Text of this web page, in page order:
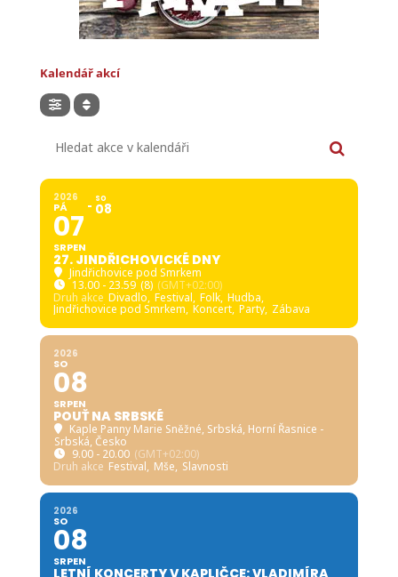
Kalendář akcí
2026
PÁ
07
SRPEN
SO
08
27. JINDŘICHOVICKÉ DNY
Jindřichovice pod Smrkem
13.00 - 23.59 (8) (GMT+02:00)
Druh akce Divadlo, Festival, Folk, Hudba,
Jindřichovice pod Smrkem, Koncert, Party, Zábava
2026
SO
08
SRPEN
POUŤ NA SRBSKÉ
Kaple Panny Marie Sněžné, Srbská, Horní Řasnice -
Srbská, Česko
9.00 - 20.00 (GMT+02:00)
Druh akce Festival, Mše, Slavnosti
2026
SO
08
SRPEN
LETNÍ KONCERTY V KAPLIČCE: VLADIMÍRA